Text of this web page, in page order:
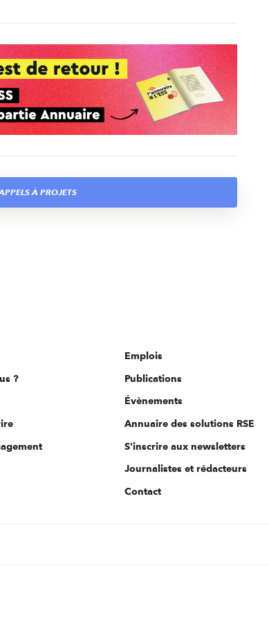
À PROJETS
?
Emplois
Publications
Évènements
Annuaire des solutions RSE
S'inscrire aux newsletters
Journalistes et rédacteurs
Contact
confidentialité, en garantissant la conformité